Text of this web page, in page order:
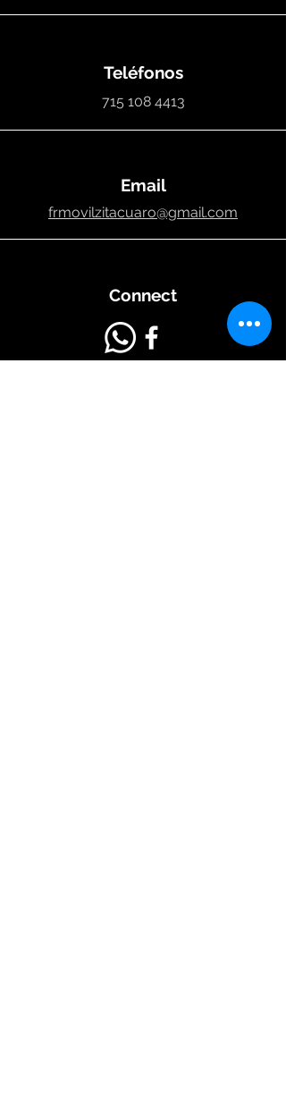
Teléfonos
715 108 4413
Email
frmovilzitacuaro@gmail.com
Connect